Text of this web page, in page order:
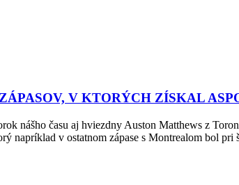
V KTORÝCH ZÍSKAL
nášho času aj hviezdny Auston Matthews z
napríklad v ostatnom zápase s Montrealom bol